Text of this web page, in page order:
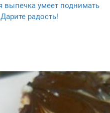
умеет поднимать
радость!